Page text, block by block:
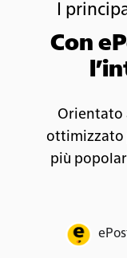
I
Con
Orientato
ottimizzato
più